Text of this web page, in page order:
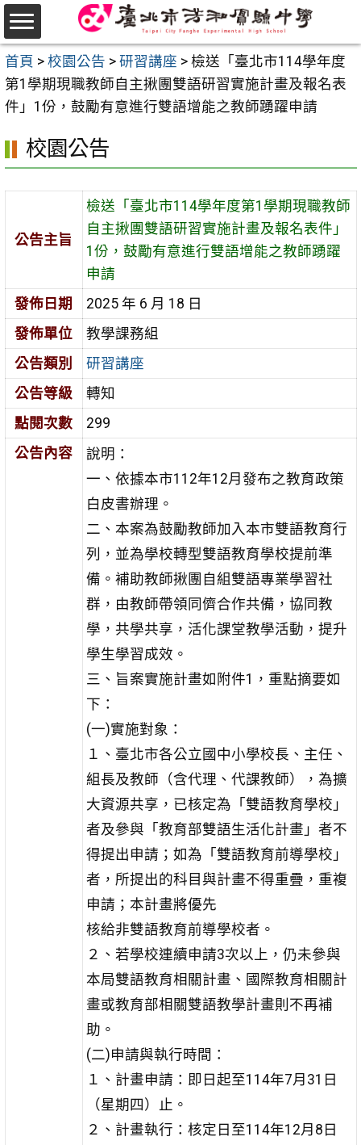
跳
至
主
要
內
首頁 > 校園公告 > 研習講座 > 檢送「臺北市114學年度
第1學期現職教師自主揪團雙語研習實施計畫及報名表
件」1份，鼓勵有意進行雙語增能之教師踴躍申請
校園公告
公告主旨
檢送「臺北市114學年度第1學期現職教師
自主揪團雙語研習實施計畫及報名表件」
1份，鼓勵有意進行雙語增能之教師踴躍
申請
發佈日期
2025 年 6 月 18 日
發佈單位
教學課務組
公告類別
研習講座
公告等級
轉知
點閱次數
299
公告內容
說明：
一、依據本市112年12月發布之教育政策
白皮書辦理。
二、本案為鼓勵教師加入本市雙語教育行
列，並為學校轉型雙語教育學校提前準
備。補助教師揪團自組雙語專業學習社
群，由教師帶領同儕合作共備，協同教
學，共學共享，活化課堂教學活動，提升
學生學習成效。
三、旨案實施計畫如附件1，重點摘要如
下：
(一)實施對象：
１、臺北市各公立國中小學校長、主任、
組長及教師（含代理、代課教師），為擴
大資源共享，已核定為「雙語教育學校」
者及參與「教育部雙語生活化計畫」者不
得提出申請；如為「雙語教育前導學校」
者，所提出的科目與計畫不得重疊，重複
申請；本計畫將優先
核給非雙語教育前導學校者。
２、若學校連續申請3次以上，仍未參與
本局雙語教育相關計畫、國際教育相關計
畫或教育部相關雙語教學計畫則不再補
助。
(二)申請與執行時間：
１、計畫申請：即日起至114年7月31日
（星期四）止。
２、計畫執行：核定日至114年12月8日
選
單